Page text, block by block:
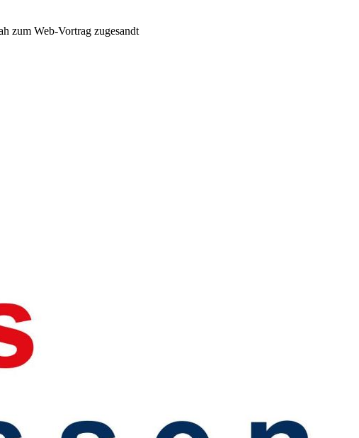
zum Web-Vortrag zugesandt